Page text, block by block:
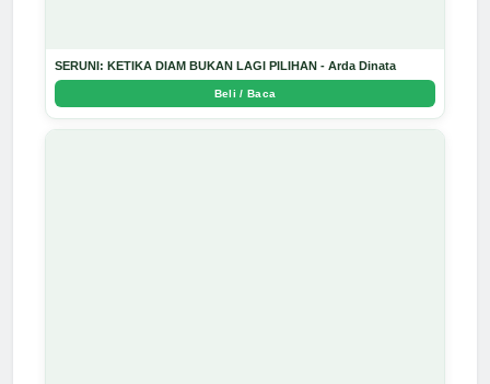
SERUNI: KETIKA DIAM BUKAN LAGI PILIHAN - Arda Dinata
Beli / Baca